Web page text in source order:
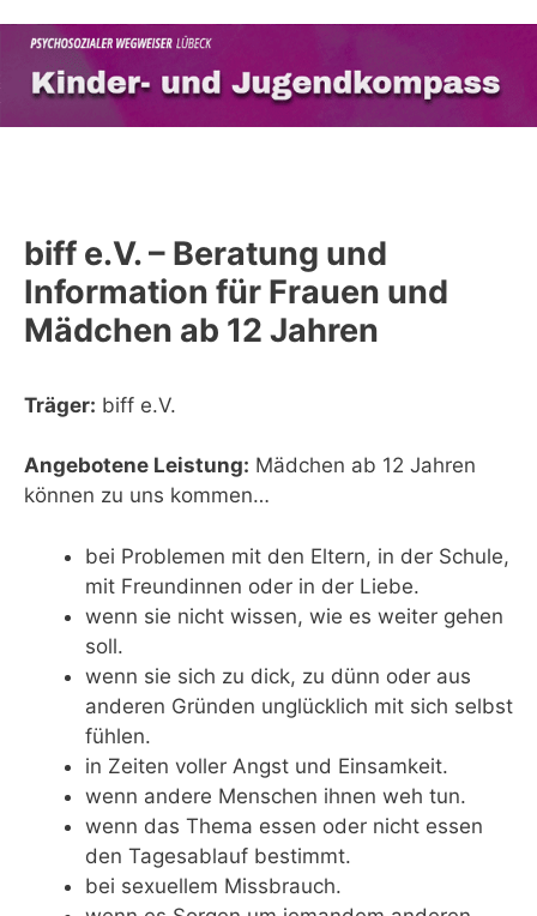
Inhalt
springen
biff e.V. – Beratung und
Information für Frauen und
Mädchen ab 12 Jahren
Träger: biff e.V.
Angebotene Leistung: Mädchen ab 12 Jahren
können zu uns kommen…
bei Problemen mit den Eltern, in der Schule,
mit Freundinnen oder in der Liebe.
wenn sie nicht wissen, wie es weiter gehen
soll.
wenn sie sich zu dick, zu dünn oder aus
anderen Gründen unglücklich mit sich selbst
fühlen.
in Zeiten voller Angst und Einsamkeit.
wenn andere Menschen ihnen weh tun.
wenn das Thema essen oder nicht essen
den Tagesablauf bestimmt.
bei sexuellem Missbrauch.